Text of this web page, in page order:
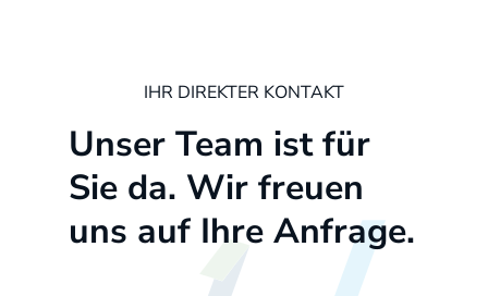
IHR DIREKTER KONTAKT
Unser Team ist für
Sie da. Wir freuen
uns auf Ihre Anfrage.